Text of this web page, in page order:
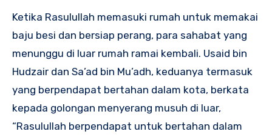
Ketika Rasulullah memasuki rumah untuk memakai
baju besi dan bersiap perang, para sahabat yang
menunggu di luar rumah ramai kembali. Usaid bin
Hudzair dan Sa’ad bin Mu’adh, keduanya termasuk
yang berpendapat bertahan dalam kota, berkata
kepada golongan menyerang musuh di luar,
“Rasulullah berpendapat untuk bertahan dalam